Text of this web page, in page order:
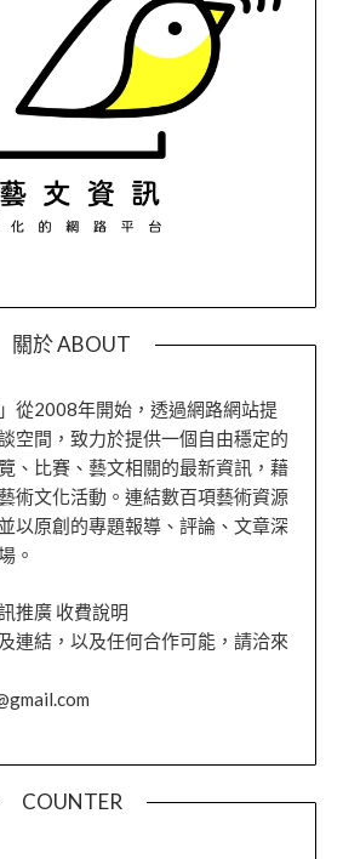
關於 ABOUT
從2008年開始，透過網路網站提
空間，致力於提供一個自由穩定的
、比賽、藝文相關的最新資訊，藉
術文化活動。連結數百項藝術資源
以原創的專題報導、評論、文章深
。
推廣 收費說明
連結，以及任何合作可能，請洽來
COUNTER